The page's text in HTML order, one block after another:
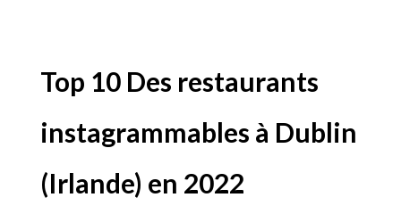
Top 10 Des restaurants
instagrammables à Dublin
(Irlande) en 2022